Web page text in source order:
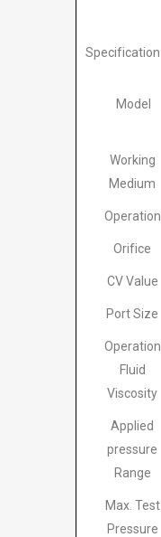
Specification
Model
Working
Medium
Operation
Orifice
CV Value
Port Size
Operation
Fluid
Viscosity
Applied
pressure
Range
Max. Test
Pressure